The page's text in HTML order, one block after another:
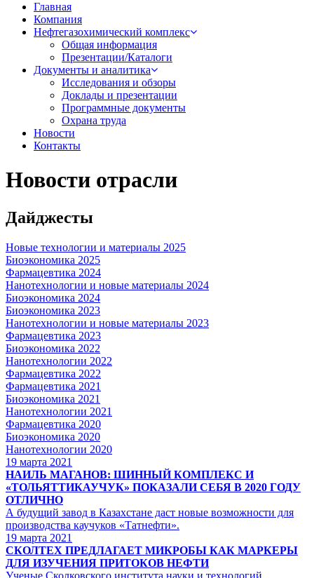
Главная
Компания
Нефтегазохимический комплекс
Общая информация
Презентации/Каталоги
Документы и аналитика
Исследования и обзоры
Доклады и презентации
Программные документы
Охрана труда
Новости
Контакты
Новости отрасли
Дайджесты
Новые технологии и материалы 2025
Биоэкономика 2025
Фармацевтика 2024
Нанотехнологии и новые материалы 2024
Биоэкономика 2024
Биоэкономика 2023
Нанотехнологии и новые материалы 2023
Фармацевтика 2023
Биоэкономика 2022
Нанотехнологии 2022
Фармацевтика 2022
Фармацевтика 2021
Биоэкономика 2021
Нанотехнологии 2021
Фармацевтика 2020
Биоэкономика 2020
Нанотехнологии 2020
19 марта 2021
НАИЛЬ МАГАНОВ: ШИННЫЙ КОМПЛЕКС И
«ТОЛЬЯТТИКАУЧУК» ПОКАЗАЛИ СЕБЯ В 2020 ГОДУ
ОТЛИЧНО
А будущий завод в Казахстане даст новые возможности для
производства каучуков «Татнефти».
19 марта 2021
СКОЛТЕХ ПРЕДЛАГАЕТ МИКРОБЫ КАК МАРКЕРЫ
ДЛЯ ИЗУЧЕНИЯ ПРИТОКОВ НЕФТИ
Ученые Сколковского института науки и технологий